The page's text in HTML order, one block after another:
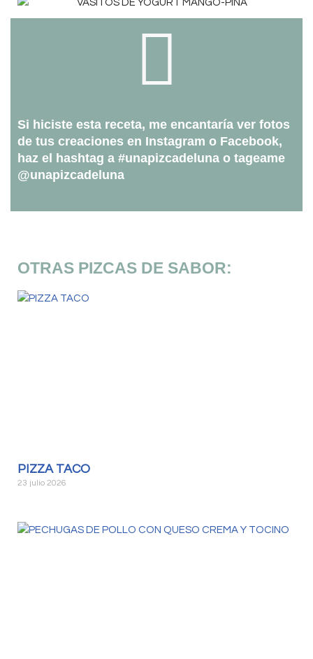
Si hiciste esta receta, me encantaría ver fotos
de tus creaciones en Instagram o Facebook,
haz el hashtag a #unapizcadeluna o tageame
@unapizcadeluna
OTRAS PIZCAS DE SABOR:
PIZZA TACO
23 julio 2026